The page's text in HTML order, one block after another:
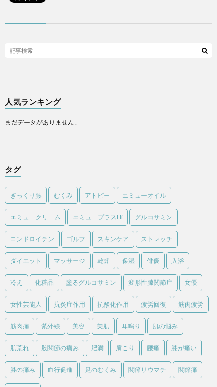
人気ランキング
まだデータがありません。
タグ
ぎっくり腰 むくみ アトピー エミューオイル
エミュークリーム エミュープラスHi グルコサミン
コンドロイチン ゴルフ スキンケア ストレッチ
ダイエット マッサージ 乾燥 保湿 俳優 入浴
冷え 化粧品 塗るグルコサミン 変形性膝関節症 女優
女性芸能人 抗炎症作用 抗酸化作用 疲労回復 筋肉疲労
筋肉痛 紫外線 美容 美肌 耳鳴り 肌の悩み
肌荒れ 股関節の痛み 肥満 肩こり 腰痛 膝が痛い
膝の痛み 血行促進 足のむくみ 関節リウマチ 関節痛